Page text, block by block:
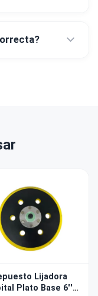
Lijadora
Base 6''